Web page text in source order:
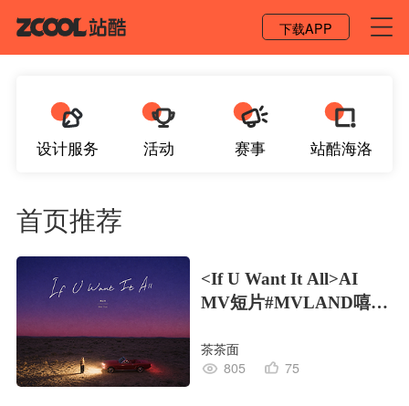
下载APP
设计服务 活动 赛事 站酷海洛
首页推荐
<If U Want It All>AI
MV短片#MVLAND嘻哈
茶茶面
805
75